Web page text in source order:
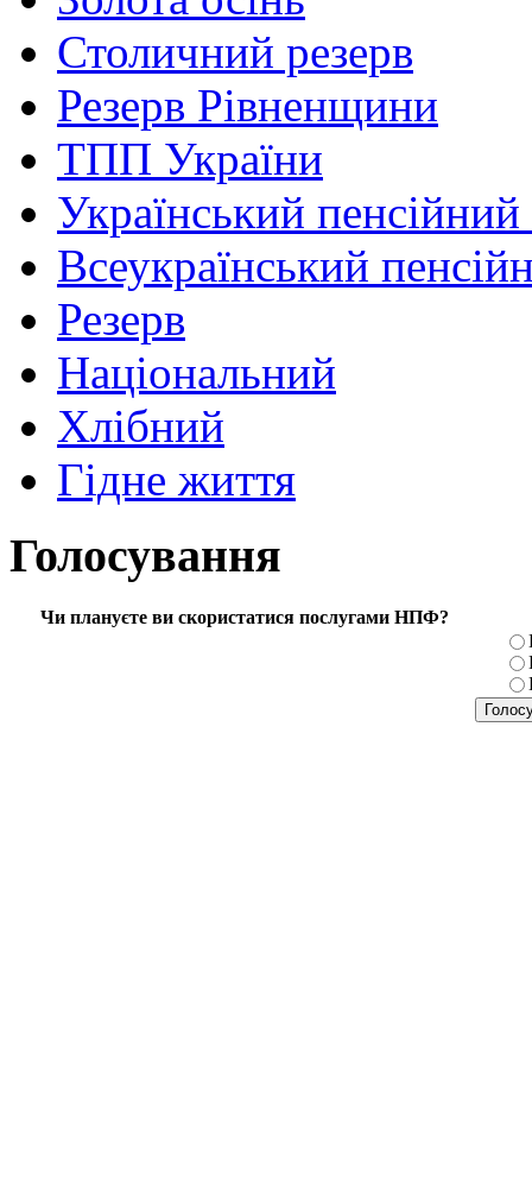
Столичний резерв
Резерв Рівненщини
ТПП України
Український
Всеукраїнський
Резерв
Національний
Хлібний
Гідне життя
Голосування
Чи плануєте ви скористатися послугами НПФ?